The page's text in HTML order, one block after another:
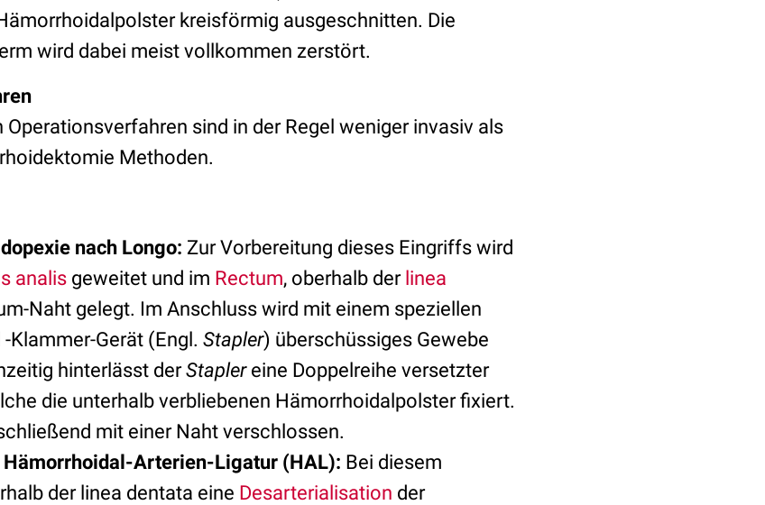
kreisförmig ausgeschnitten. Die
wird dabei meist vollkommen zerstört.
Operationsverfahren sind in der Regel weniger invasiv als
Methoden.
nach Longo: Zur Vorbereitung dieses Eingriffs wird
analis geweitet und im Rectum, oberhalb der linea
Naht gelegt. Im Anschluss wird mit einem speziellen
Klammer-Gerät (Engl. Stapler) überschüssiges Gewebe
hinterlässt derStaplereine Doppelreihe versetzter
die unterhalb verbliebenen Hämorrhoidalpolster fixiert.
mit einer Naht verschlossen.
Arterien-Ligatur (HAL): Bei diesem
der linea dentata eine Desarterialisation der